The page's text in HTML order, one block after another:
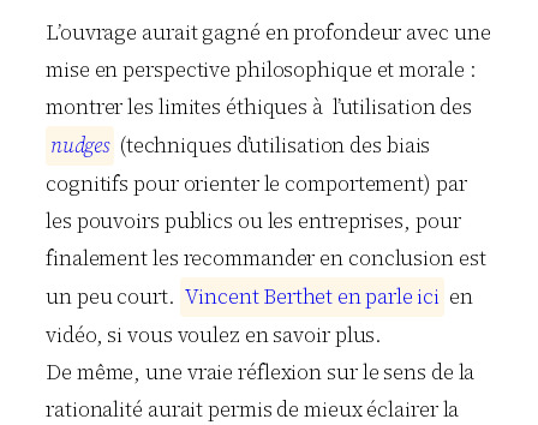
L’ouvrage aurait gagné en profondeur avec une
mise en perspective philosophique et morale :
montrer les limites éthiques à l’utilisation des
nudges (techniques d’utilisation des biais
cognitifs pour orienter le comportement) par
les pouvoirs publics ou les entreprises, pour
finalement les recommander en conclusion est
un peu court. VincentBerthet enparle ici en
vidéo, si vous voulez en savoir plus.
De même, une vraie réflexion sur le sens de la
rationalité aurait permis de mieux éclairer la